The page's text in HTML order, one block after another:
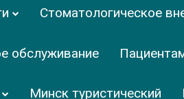
Стоматологическое
обслуживание
Минск туристический